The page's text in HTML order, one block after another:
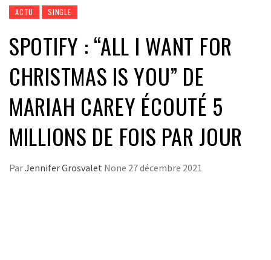
ACTU SINGLE
SPOTIFY : “ALL I WANT FOR
CHRISTMAS IS YOU” DE
MARIAH CAREY ÉCOUTÉ 5
MILLIONS DE FOIS PAR JOUR
ParJennifer Grosvalet None 27 décembre 2021